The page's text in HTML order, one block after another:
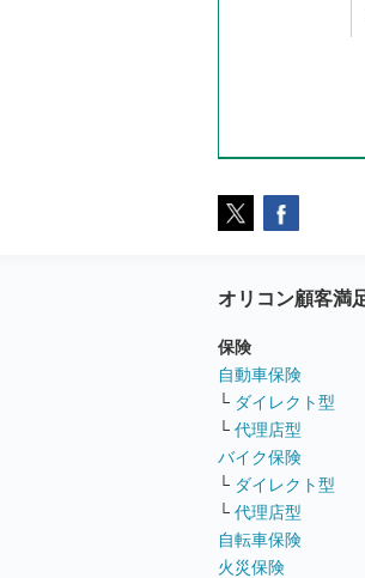
オリコン顧客満
保険
自動車保険
└ ダイレクト型
└ 代理店型
バイク保険
└ ダイレクト型
└ 代理店型
自転車保険
火災保険